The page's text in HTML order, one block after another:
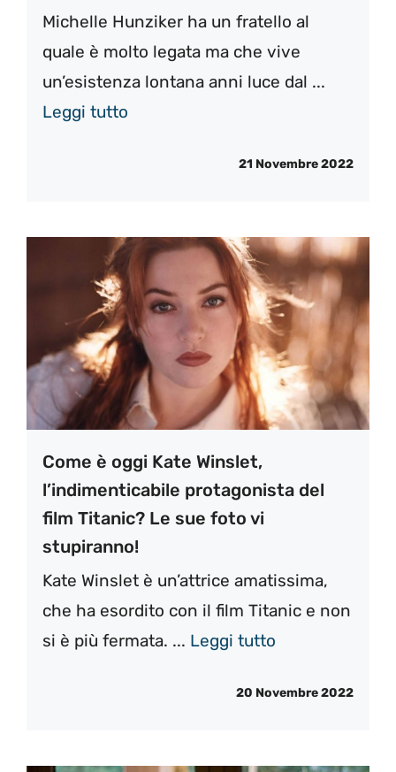
Michelle Hunziker ha un fratello al
quale è molto legata ma che vive
un’esistenza lontana anni luce dal ...
Leggi tutto
21 Novembre 2022
Come è oggi Kate Winslet,
l’indimenticabile protagonista del
film Titanic? Le sue foto vi
stupiranno!
Kate Winslet è un’attrice amatissima,
che ha esordito con il film Titanic e non
si è più fermata. ... Leggi tutto
20 Novembre 2022